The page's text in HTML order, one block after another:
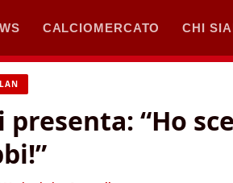
CALCIOMERCATO CHI
presenta: “Ho